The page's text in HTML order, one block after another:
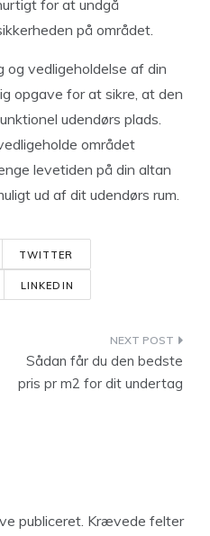
for at undgå
på området.
og vedligeholdelse af din
opgave for at sikre, at den
udendørs plads.
området
levetiden på din altan
ud af dit udendørs rum.
TWITTER
LINKEDIN
Sådan får du den bedste
pris pr m2 for dit undertag
publiceret. Krævede felter